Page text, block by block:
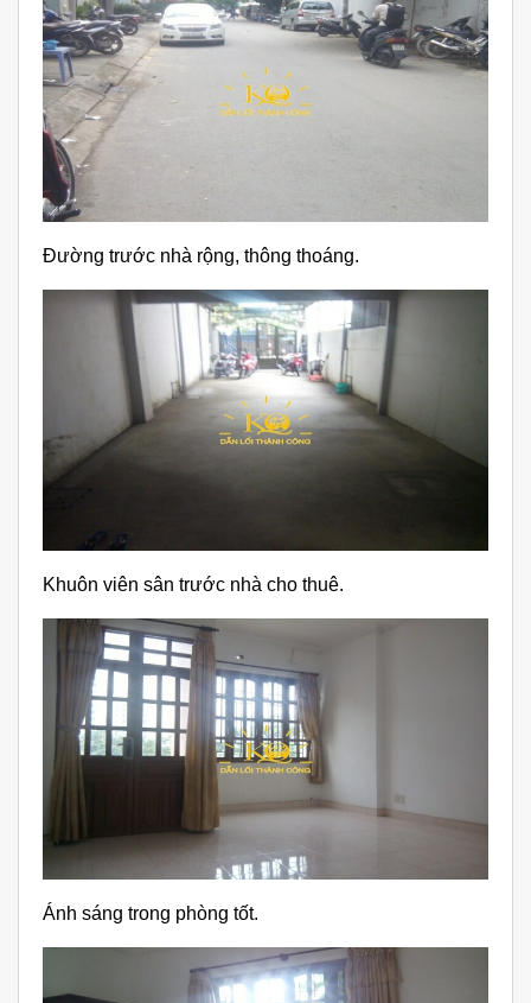
Đường trước nhà rộng, thông thoáng.
Khuôn viên sân trước nhà cho thuê.
Ánh sáng trong phòng tốt.